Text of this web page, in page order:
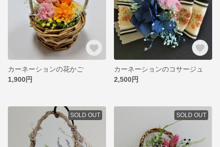
カーネーションの花かご
1,900円
カーネーションのコサージュ
2,500円
SOLD OUT SOLD OUT